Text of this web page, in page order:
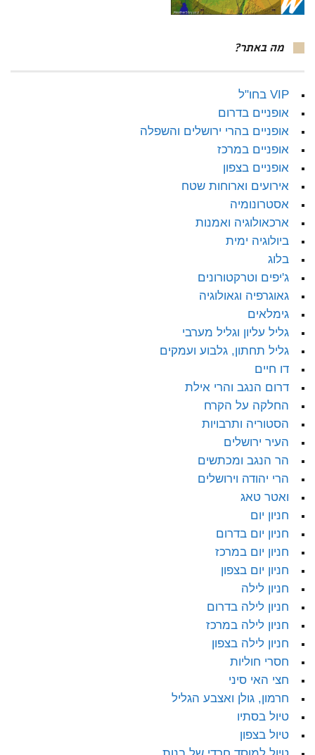
מה באתר?
VIP בחו"ל
אופניים בדרום
אופניים בהרי ירושלים והשפלה
אופניים במרכז
אופניים בצפון
אירועים וארוחות שטח
אסטרונומיה
ארכאולוגיה ואמנות
ביולוגיה ימית
בלוג
ג'יפים וטרקטורונים
גאוגרפיה וגאולוגיה
גימלאים
גליל עליון וגליל מערבי
גליל תחתון, גלבוע ועמקים
דו חיים
דרום הנגב והרי אילת
החלקה על הקרח
הסטוריה ותרבויות
העיר ירושלים
הר הנגב ומכתשים
הרי יהודה וירושלים
ואטר טאג
חניון יום
חניון יום בדרום
חניון יום במרכז
חניון יום בצפון
חניון לילה
חניון לילה בדרום
חניון לילה במרכז
חניון לילה בצפון
חסרי חוליות
חצי האי סיני
חרמון, גולן ואצבע הגליל
טיול בסתיו
טיול בצפון